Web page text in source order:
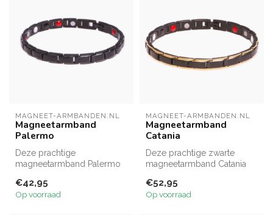
MAGNEET-ARMBANDEN.NL
Magneetarmband
Palermo
Deze prachtige
magneetarmband Palermo
met een heel f...
€42,95
Op voorraad
MAGNEET-ARMBANDEN.NL
Magneetarmband
Catania
Deze prachtige zwarte
magneetarmband Catania
schakels met...
€52,95
Op voorraad